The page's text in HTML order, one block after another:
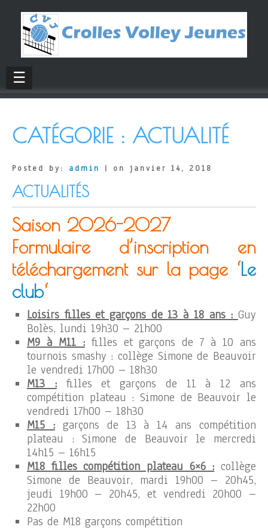
☰
CATÉGORIE : ACTUALITÉ
Posted by: admin | on janvier 14, 2018
ACTUALITÉS
Saison 2026-2027
Formulaire d’inscription en
téléchargement sur la page ‘Le
club‘
Loisirs filles et garçons de 13 à 18 ans : Guy
Bolès, lundi 19h30 – 21h00
M9 à M11 :filles et garçons de 7 à 10 ans
tournois smashy : collège Simone de Beauvoir
le vendredi 17h00 – 18h30
M13 :filles et garçons de 11 à 12 ans
compétition plateau : Simone de Beauvoir le
vendredi 17h00 – 18h30
M15 :garçons de 13 à 14 ans compétition
plateau : Simone de Beauvoir le mercredi
14h15 – 16h15
M18 filles compétition plateau 6×6 : collège
Simone de Beauvoir, mardi 19h00 – 20h45,
jeudi 19h00 – 20h45, et vendredi 20h00 –
22h00
Pas de M18 garçons compétition